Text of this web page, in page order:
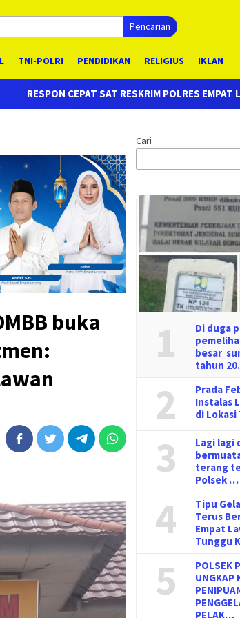
Pencarian
TNI-POLRI PENDIDIKAN RELIGIUS IKLAN
POLRES EMPAT LAWANG, UNGKAP KASUS
buka
Cari
1
Di duga
besar
tahun
2
Prada
Instalas
di Lokasi
3
Lagi lagi
terang
Polsek …
4
Tipu
Terus
Empat
Tunggu
5
POLSEK
UNGKAP
PELAK…